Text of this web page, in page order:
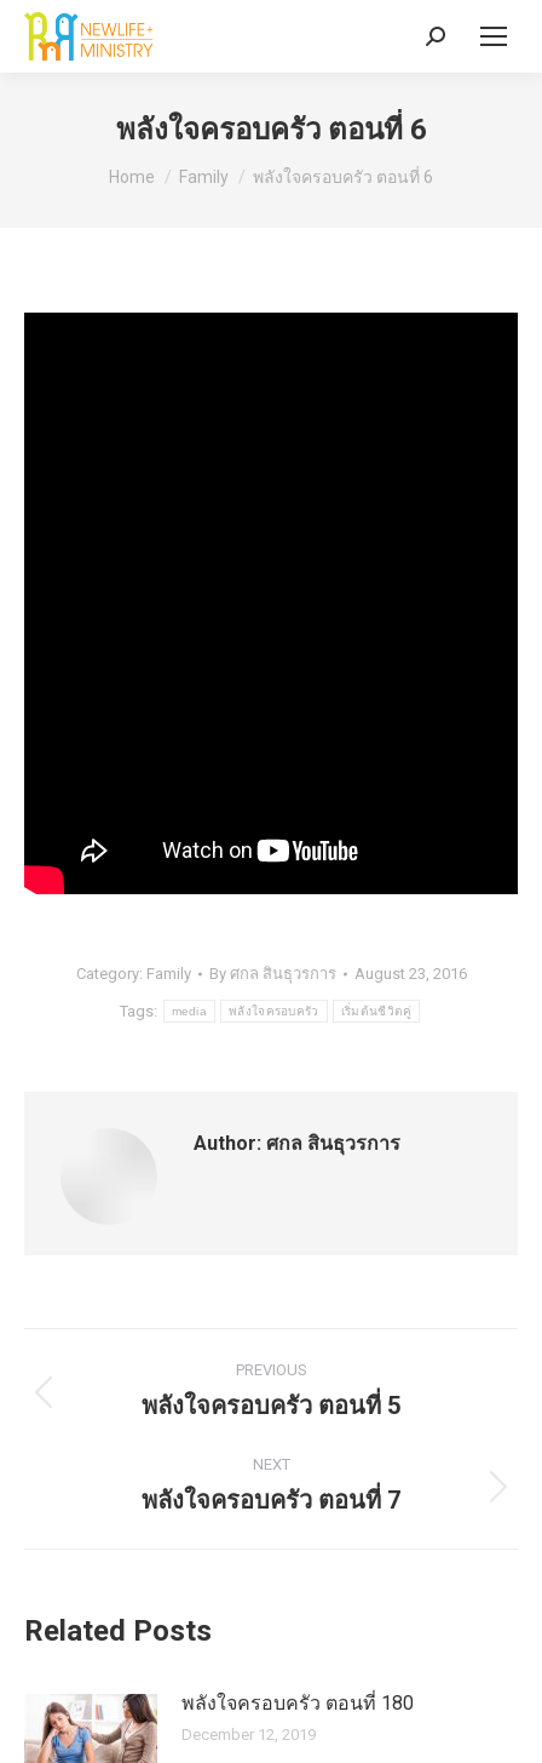
Search:
พลังใจครอบครัว ตอนที่ 6
You are here:
Home Family พลังใจครอบครัว ตอนที่ 6
Category: Family By ศกล สินธุวรการ August 23, 2016
Tags: media พลังใจครอบครัว เริ่มต้นชีวิตคู่
Author: ศกล สินธุวรการ
navigation
PREVIOUS
Previous
พลังใจครอบครัว ตอนที่ 5
NEXT
Next
พลังใจครอบครัว ตอนที่ 7
Related Posts
พลังใจครอบครัว ตอนที่ 180
December 12, 2019